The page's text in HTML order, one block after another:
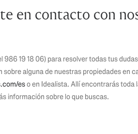
en contacto con
986 19 18 06) para resolver todas tus
alguna de nuestras propiedades en
eso en Idealista. Allí encontrarás
información sobre lo que buscas.